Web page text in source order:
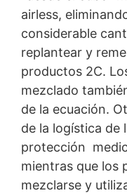
airless,
considerable
replantear y
productos 2C.
mezclado
de la ecuación.
de la logística de
protección
mientras que los
mezclarse y